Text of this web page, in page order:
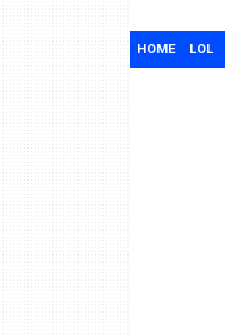
HOME LOL